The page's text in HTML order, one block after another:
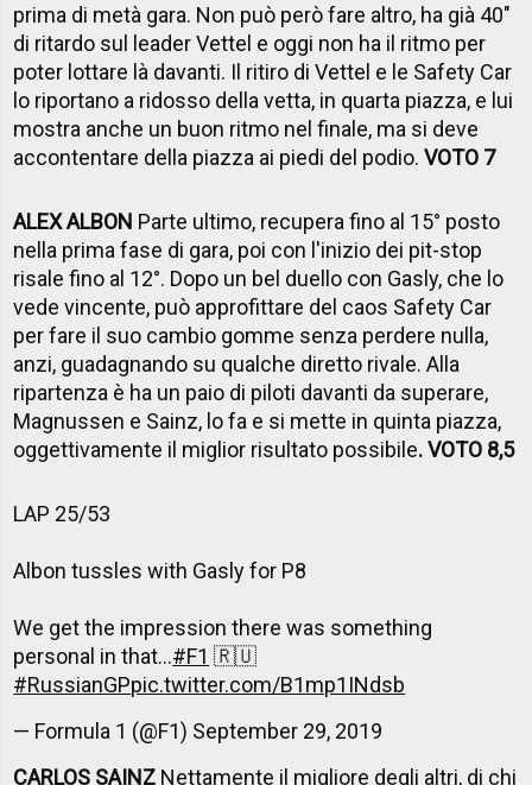
prima di metà gara. Non può però fare altro, ha già 40"
di ritardo sul leader Vettel e oggi non ha il ritmo per
poter lottare là davanti. Il ritiro di Vettel e le Safety Car
lo riportano a ridosso della vetta, in quarta piazza, e lui
mostra anche un buon ritmo nel finale, ma si deve
accontentare della piazza ai piedi del podio.VOTO 7
ALEX ALBON Parte ultimo, recupera fino al 15° posto
nella prima fase di gara, poi con l'inizio dei pit-stop
risale fino al 12°. Dopo un bel duello con Gasly, che lo
vede vincente, può approfittare del caos Safety Car
per fare il suo cambio gomme senza perdere nulla,
anzi, guadagnando su qualche diretto rivale. Alla
ripartenza è ha un paio di piloti davanti da superare,
Magnussen e Sainz, lo fa e si mette in quinta piazza,
oggettivamente il miglior risultato possibile. VOTO 8,5
LAP 25/53
Albon tussles with Gasly for P8
We get the impression there was something
personal in that...#F1 🇷🇺
#RussianGPpic.twitter.com/B1mp1INdsb
— Formula 1 (@F1) September 29, 2019
CARLOS SAINZ Nettamente il migliore degli altri, di chi